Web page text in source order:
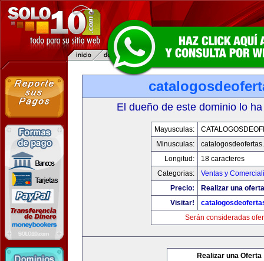
El dueño de este dominio lo
Mayusculas:
Minusculas:
Longitud:
18 caracteres
Categorias:
Ventas y
Precio:
Realizar una
Visitar!
Serán consideradas
Realizar una Oferta